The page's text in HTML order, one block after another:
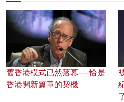
舊香港模式已然落幕──恰是
香港開新篇章的契機